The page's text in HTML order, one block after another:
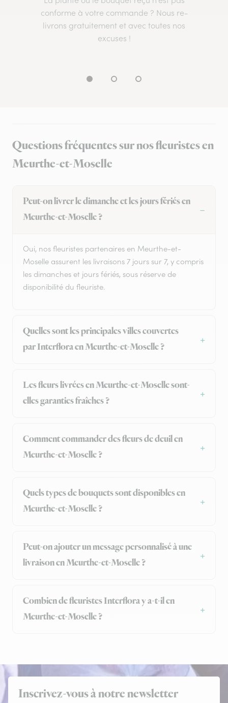
conforme à votre commande ? Nous re-
livrons gratuitement et avec toutes nos
excuses !
Questions fréquentes sur nos fleuristes en
Meurthe-et-Moselle
Peut-on livrer le dimanche et les jours fériés en
Meurthe-et-Moselle ?
Oui, nos fleuristes partenaires en Meurthe-et-
Moselle assurent les livraisons 7 jours sur 7, y compris
les dimanches et jours fériés, sous réserve de
disponibilité du fleuriste.
Quelles sont les principales villes couvertes
par Interflora en Meurthe-et-Moselle ?
Les fleurs livrées en Meurthe-et-Moselle sont-
elles garanties fraîches ?
Comment commander des fleurs de deuil en
Meurthe-et-Moselle ?
Quels types de bouquets sont disponibles en
Meurthe-et-Moselle ?
Peut-on ajouter un message personnalisé à une
livraison en Meurthe-et-Moselle ?
Combien de fleuristes Interflora y a-t-il en
Meurthe-et-Moselle ?
Inscrivez-vous à notre newsletter